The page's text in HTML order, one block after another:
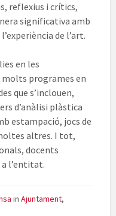
reflexius i crítics,
significativa amb
de l’art.
en les
molts programes en
que s’inclouen,
d’anàlisi plàstica
estampació, jocs de
altres. I tot,
docents
l’entitat.
in Ajuntament,